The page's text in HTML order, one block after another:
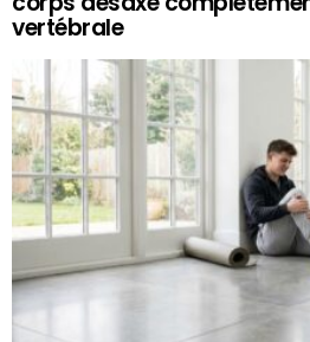
vertébrale